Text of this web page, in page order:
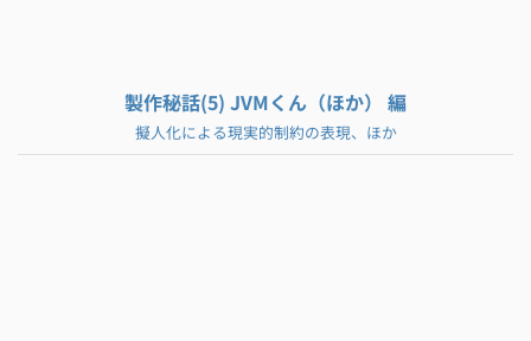
製作秘話(5) JVMくん（ほか） 編
擬人化による現実的制約の表現、ほか